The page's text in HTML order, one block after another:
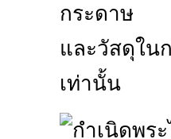
กระดาษ
และวัสดุใน
เท่านั้น